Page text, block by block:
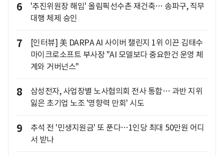
6
'추진위원장 해임' 올림픽선수촌 재건축… 송파구, 직무
대행 체제 승인
7
[인터뷰] 美 DARPA AI 사이버 챌린지 1위 이끈 김태수
마이크로소프트 부사장 "AI 모델보다 중요한건 운영 체
계와 거버넌스"
8
삼성전자, 사업장별 노사협의회 전사 통합… 과반 지위
잃은 초기업 노조 '영향력 만회' 시도
9
추석 전 '민생지원금' 또 푼다…1인당 최대 50만원 어디
서 받나